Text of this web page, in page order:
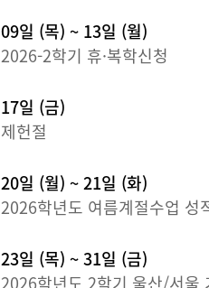
09일 (목) ~ 13일 (월)
2026-2학기 휴·복학신청
17일 (금)
제헌절
20일 (월) ~ 21일 (화)
2026학년도 여름계절수업 성
23일 (목) ~ 31일 (금)
2026학년도 2학기 울산/서울